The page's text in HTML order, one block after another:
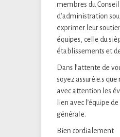
membres du Conseil
d’administration
exprimer leur
équipes, celle du
établissements et
Dans l’attente de
soyez assuré.e.s que
avec attention les
lien avec l’équipe
générale.
Bien cordialement